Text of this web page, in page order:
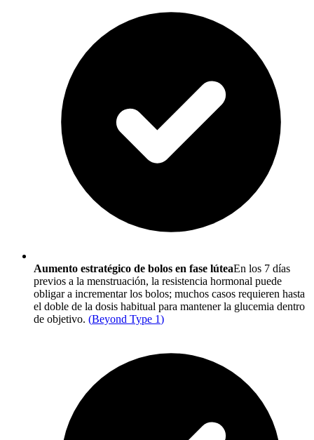
Aumento estratégico de bolos en fase lúteaEn los 7 días
previos a la menstruación, la resistencia hormonal puede
obligar a incrementar los bolos; muchos casos requieren hasta
el doble de la dosis habitual para mantener la glucemia dentro
de objetivo. (Beyond Type 1)